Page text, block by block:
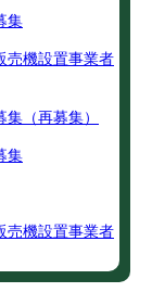
集
売機設置事業者
（再募集）
集
機設置事業者